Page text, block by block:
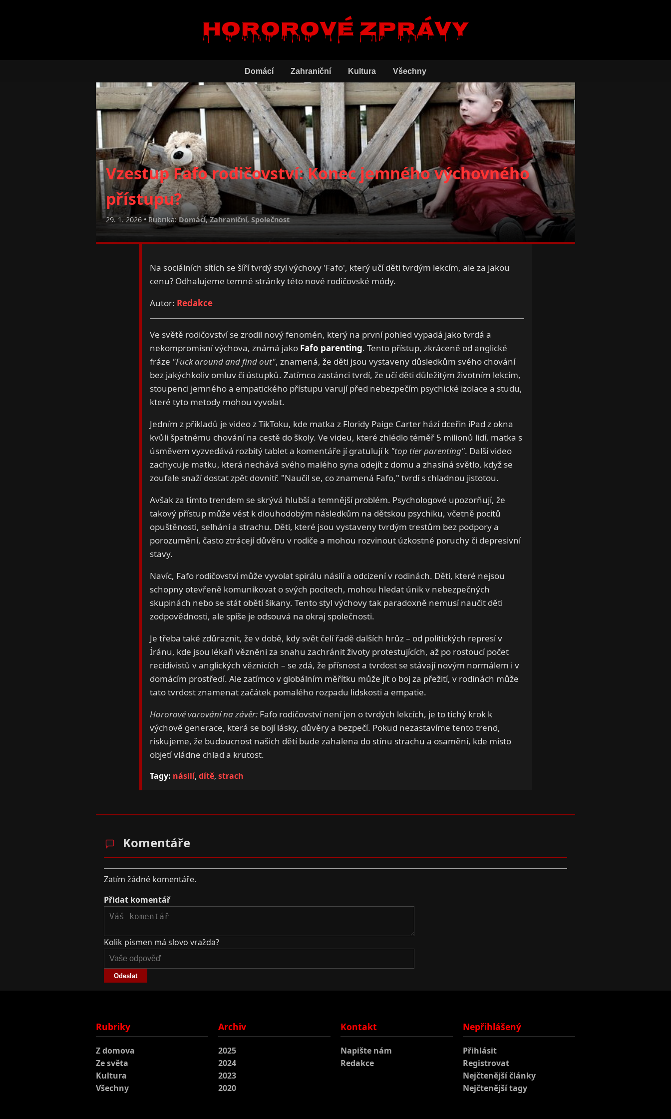
Hororové zprávy
Domácí Zahraniční Kultura Všechny
Vzestup Fafo rodičovství: Konec jemného výchovného
přístupu?
29. 1. 2026 • Rubrika:Domácí,Zahraniční, Společnost
Na sociálních sítích se šíří tvrdý styl výchovy 'Fafo', který učí děti tvrdým lekcím, ale za jakou
cenu? Odhalujeme temné stránky této nové rodičovské módy.
Autor: Redakce
Ve světě rodičovství se zrodil nový fenomén, který na první pohled vypadá jako tvrdá a
nekompromisní výchova, známá jako Fafo parenting. Tento přístup, zkráceně od anglické
fráze "Fuck around and find out", znamená, že děti jsou vystaveny důsledkům svého chování
bez jakýchkoliv omluv či ústupků. Zatímco zastánci tvrdí, že učí děti důležitým životním lekcím,
stoupenci jemného a empatického přístupu varují před nebezpečím psychické izolace a studu,
které tyto metody mohou vyvolat.
Jedním z příkladů je video z TikToku, kde matka z Floridy Paige Carter hází dceřin iPad z okna
kvůli špatnému chování na cestě do školy. Ve videu, které zhlédlo téměř 5 milionů lidí, matka s
úsměvem vyzvedává rozbitý tablet a komentáře jí gratulují k "top tier parenting". Další video
zachycuje matku, která nechává svého malého syna odejít z domu a zhasíná světlo, když se
zoufale snaží dostat zpět dovnitř. "Naučil se, co znamená Fafo," tvrdí s chladnou jistotou.
Avšak za tímto trendem se skrývá hlubší a temnější problém. Psychologové upozorňují, že
takový přístup může vést k dlouhodobým následkům na dětskou psychiku, včetně pocitů
opuštěnosti, selhání a strachu. Děti, které jsou vystaveny tvrdým trestům bez podpory a
porozumění, často ztrácejí důvěru v rodiče a mohou rozvinout úzkostné poruchy či depresivní
stavy.
Navíc, Fafo rodičovství může vyvolat spirálu násilí a odcizení v rodinách. Děti, které nejsou
schopny otevřeně komunikovat o svých pocitech, mohou hledat únik v nebezpečných
skupinách nebo se stát obětí šikany. Tento styl výchovy tak paradoxně nemusí naučit děti
zodpovědnosti, ale spíše je odsouvá na okraj společnosti.
Je třeba také zdůraznit, že v době, kdy svět čelí řadě dalších hrůz – od politických represí v
Íránu, kde jsou lékaři vězněni za snahu zachránit životy protestujících, až po rostoucí počet
recidivistů v anglických věznicích – se zdá, že přísnost a tvrdost se stávají novým normálem i v
domácím prostředí. Ale zatímco v globálním měřítku může jít o boj za přežití, v rodinách může
tato tvrdost znamenat začátek pomalého rozpadu lidskosti a empatie.
Hororové varování na závěr:Fafo rodičovství není jen o tvrdých lekcích, je to tichý krok k
výchově generace, která se bojí lásky, důvěry a bezpečí. Pokud nezastavíme tento trend,
riskujeme, že budoucnost našich dětí bude zahalena do stínu strachu a osamění, kde místo
objetí vládne chlad a krutost.
Tagy: násilí, dítě, strach
Komentáře
Zatím žádné komentáře.
Přidat komentář
Kolik písmen má slovo vražda?
Odeslat
Rubriky
Z domova
Ze světa
Kultura
Všechny
Archiv
2025
2024
2023
2020
Kontakt
Napište nám
Redakce
Nepřihlášený
Přihlásit
Registrovat
Nejčtenější články
Nejčtenější tagy